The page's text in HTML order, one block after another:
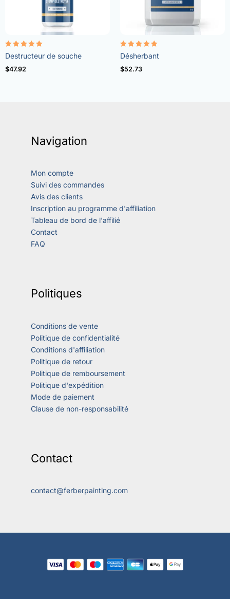
Note
5.00
sur 5
Destructeur de souche
$47.92
Note
4.73
sur 5
Désherbant
$52.73
Navigation
Mon compte
Suivi des commandes
Avis des clients
Inscription au programme d'affiliation
Tableau de bord de l'affilié
Contact
FAQ
Politiques
Conditions de vente
Politique de confidentialité
Conditions d'affiliation
Politique de retour
Politique de remboursement
Politique d'expédition
Mode de paiement
Clause de non-responsabilité
Contact
contact@ferberpainting.com